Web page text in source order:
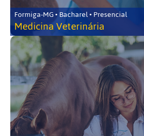
Formiga-MG • Bacharel • Presencial
Medicina Veterinária